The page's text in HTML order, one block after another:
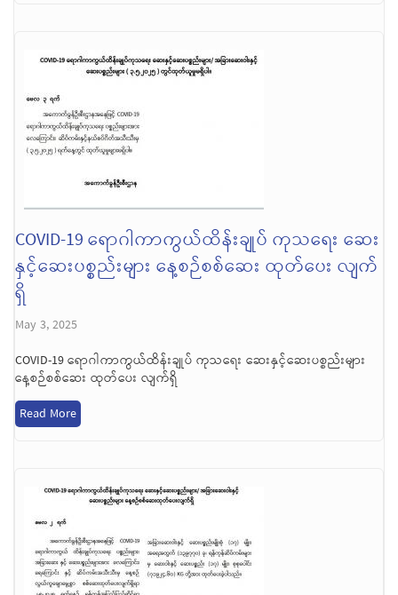
COVID-19 ရောဂါကာကွယ်ထိန်းချုပ် ကုသရေး ဆေး
နှင့်ဆေးပစ္စည်းများ နေ့စဉ်စစ်ဆေး ထုတ်ပေး လျက်
ရှိ
May 3, 2025
COVID-19 ရောဂါကာကွယ်ထိန်းချုပ် ကုသရေး ဆေးနှင့်ဆေးပစ္စည်းများ
နေ့စဉ်စစ်ဆေး ထုတ်ပေး လျက်ရှိ
Read More